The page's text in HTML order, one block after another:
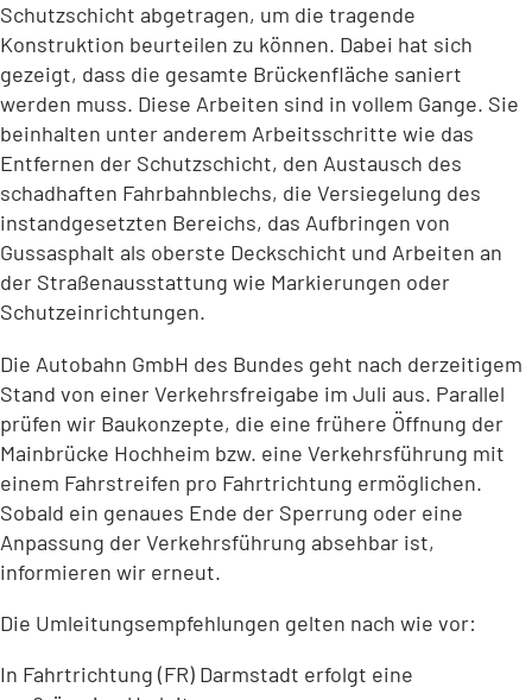
Schutzschicht abgetragen, um die tragende
Konstruktion beurteilen zu können. Dabei hat sich
gezeigt, dass die gesamte Brückenfläche saniert
werden muss. Diese Arbeiten sind in vollem Gange. Sie
beinhalten unter anderem Arbeitsschritte wie das
Entfernen der Schutzschicht, den Austausch des
schadhaften Fahrbahnblechs, die Versiegelung des
instandgesetzten Bereichs, das Aufbringen von
Gussasphalt als oberste Deckschicht und Arbeiten an
der Straßenausstattung wie Markierungen oder
Schutzeinrichtungen.
Die Autobahn GmbH des Bundes geht nach derzeitigem
Stand von einer Verkehrsfreigabe im Juli aus. Parallel
prüfen wir Baukonzepte, die eine frühere Öffnung der
Mainbrücke Hochheim bzw. eine Verkehrsführung mit
einem Fahrstreifen pro Fahrtrichtung ermöglichen.
Sobald ein genaues Ende der Sperrung oder eine
Anpassung der Verkehrsführung absehbar ist,
informieren wir erneut.
Die Umleitungsempfehlungen gelten nach wie vor:
In Fahrtrichtung (FR) Darmstadt erfolgt eine